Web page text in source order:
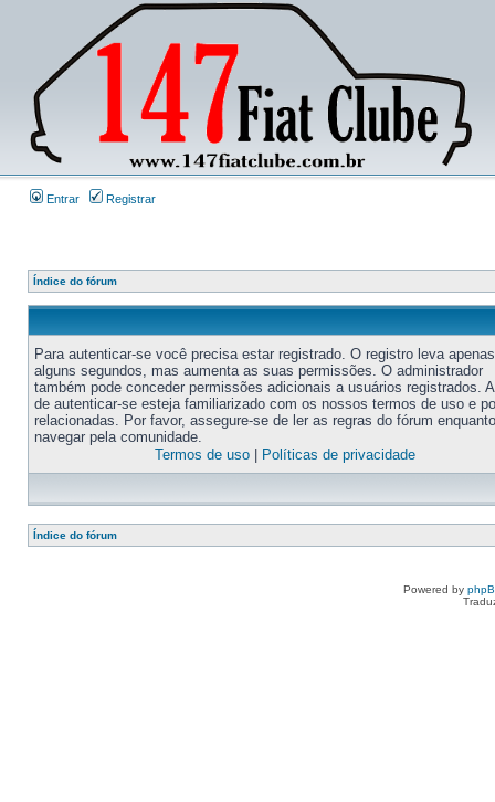
Entrar Registrar
Índice do fórum
Para autenticar-se você precisa estar registrado. O registro leva apenas
alguns segundos, mas aumenta as suas permissões. O administrador
também pode conceder permissões adicionais a usuários registrados.
de autenticar-se esteja familiarizado com os nossos termos de uso e
relacionadas. Por favor, assegure-se de ler as regras do fórum enquanto
navegar pela comunidade.
Termos de uso| Políticas de privacidade
Índice do fórum
Powered by